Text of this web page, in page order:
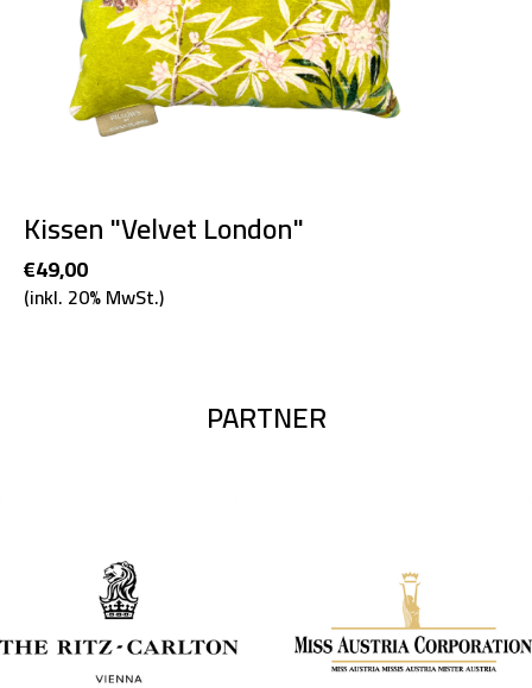
Kissen "Velvet London"
€49,00
(inkl. 20% MwSt.)
PARTNER